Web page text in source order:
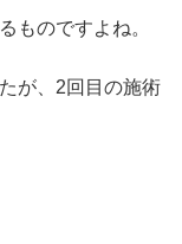
ものですよね。
が、2回目の施術